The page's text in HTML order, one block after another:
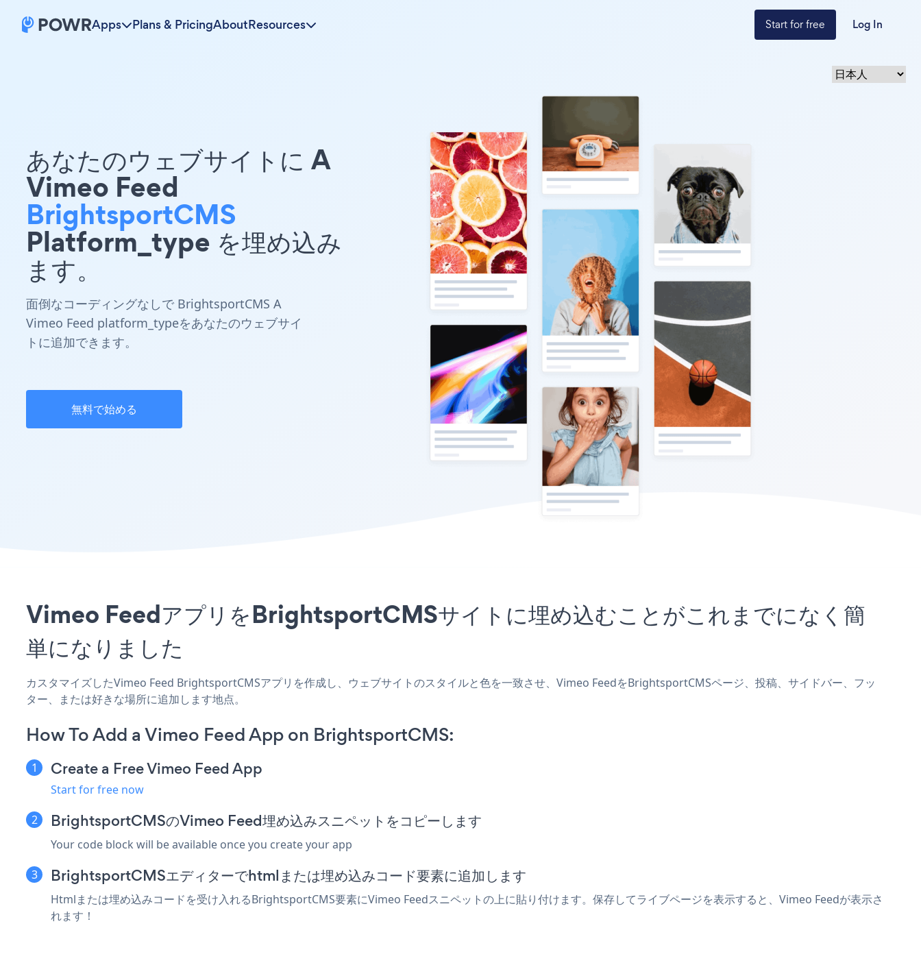
Apps Plans & PricingAboutResources Start for free Log In
あなたのウェブサイトに A
Vimeo Feed
BrightsportCMS
Platform_type を埋め込み
ます。
面倒なコーディングなしで BrightsportCMS A
Vimeo Feed platform_typeをあなたのウェブサイ
トに追加できます。
無料で始める
Vimeo FeedアプリをBrightsportCMSサイトに埋め込むことがこれまでになく簡
単になりました
カスタマイズしたVimeo Feed BrightsportCMSアプリを作成し、ウェブサイトのスタイルと色を一致させ、Vimeo FeedをBrightsportCMSページ、投稿、サイドバー、フッ
ター、または好きな場所に追加します地点。
How To Add a Vimeo Feed App on BrightsportCMS:
Create a Free Vimeo Feed App
Start for free now
BrightsportCMSのVimeo Feed埋め込みスニペットをコピーします
Your code block will be available once you create your app
BrightsportCMSエディターでhtmlまたは埋め込みコード要素に追加します
Htmlまたは埋め込みコードを受け入れるBrightsportCMS要素にVimeo Feedスニペットの上に貼り付けます。保存してライブページを表示すると、Vimeo Feedが表示さ
れます！